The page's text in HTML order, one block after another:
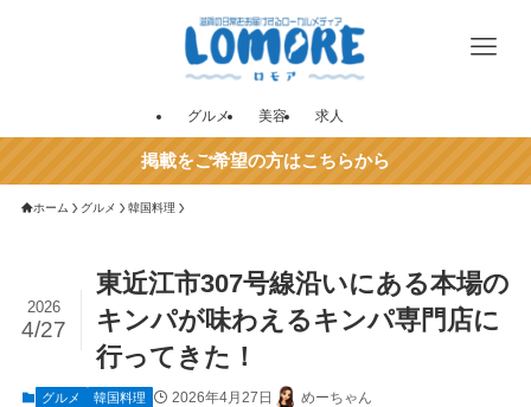
グルメ 美容 求人
掲載をご希望の方はこちらから
ホーム グルメ 韓国料理
東近江市307号線沿いにある本場の
キンパが味わえるキンパ専門店に
行ってきた！
2026
4/27
グルメ 韓国料理 2026年4月27日 めーちゃん